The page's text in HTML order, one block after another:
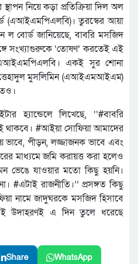
স্থাপন নিয়ে কড়া প্রতিক্রিয়া দিল অল
(এআইএমপিএলবি)। তুরস্কের আয়া
ল বোর্ড জানিয়েছে, বাবরি মসজিদ
সংখ্যাগুরুকে ‘তোষণ’ করতেই এই
একই সুর শোনা
মুসলিমিন (এআইএমআইএম)
হ্যান্ডেলে লিখেছে, ‘‘#বাবরি
থাকবে। #আইয়া সোফিয়া আমাদের
ভাবে, পীড়ন, লজ্জাজনক ভাবে এবং
মাধ্যমে জমি করায়ত্ত করা হলেও
ভেঙে যাওয়ার মতো কিছু হয়নি।
#এটাই রাজনীতি।’’ প্রসঙ্গত কিছু
নামে জাদুঘরকে মসজিদ হিসাবে
উদাহরণই এ দিন তুলে ধরেছে
Share WhatsApp